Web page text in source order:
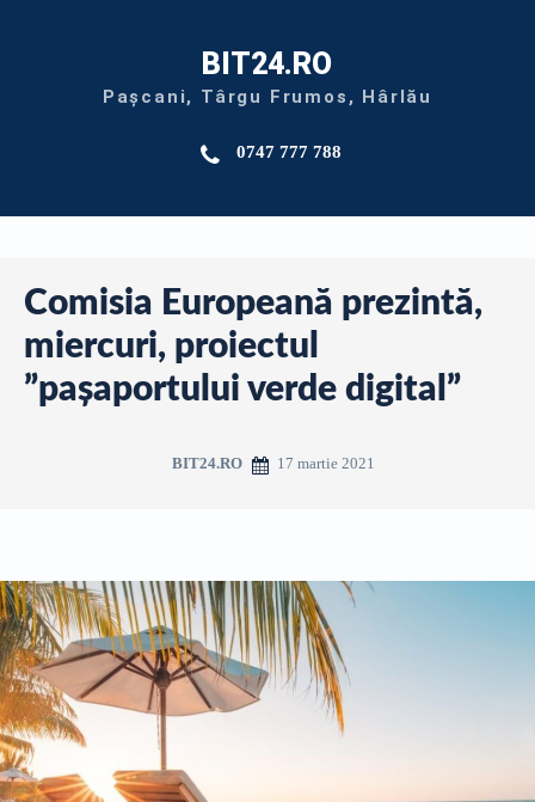
BIT24.RO
Pașcani, Târgu Frumos, Hârlău
0747 777 788
Comisia Europeană prezintă,
miercuri, proiectul
”paşaportului verde digital”
BIT24.RO 17 martie 2021